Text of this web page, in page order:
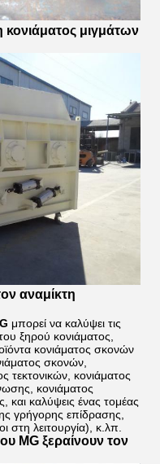
κονιάματος μιγμάτων
αναμίκτη
μπορεί να καλύψει τις
ξηρού κονιάματος,
κονιάματος σκονών
σκονών,
τεκτονικών, κονιάματος
κονιάματος
και καλύψεις ένας τομέας
γρήγορης επίδρασης,
στη λειτουργία), κ.λπ.
MG ξεραίνουν τον